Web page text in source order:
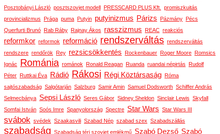
Posztobányi László posztszovjet modell PRESSCARD PLUS Kft.
promiszkuitás
provincializmus
Prága puma Putyin putyinizmus Párizs Pázmány
Pécs
Querfurti Brunó
Rab Ráby Rajnay Ákos rasszizmus REAC reakciós
reformkor reformok reformáció rendszerváltás rendszerváltás
rendszere rendőrök Rey rezsicsökkentés Rockenbauer Roger Moore
Romsics
Ignác
Románia románok Ronald Reagan Ruanda ruandai népirtás
Rudolf
Péter
Ruttkai Éva Rádió Rákosi Régi Köztársaság
Róma
sajtószabadság Salgótarján Salzburg Samir Amin Samuel Dodsworth Schiffer András
Selmecbánya Sepsi László Seres Gábor Sidney Sheldon Sinclair Lewis Skyfall
Somfai István Soós Imre Spanyolország Spectre Star Wars Star Wars III
svábok svédek Szaakasvili Szabad Nép szabad szex Szabadszállás
szabadság Szabadság téri szovjet emlékmű Szabó Dezső Szabó